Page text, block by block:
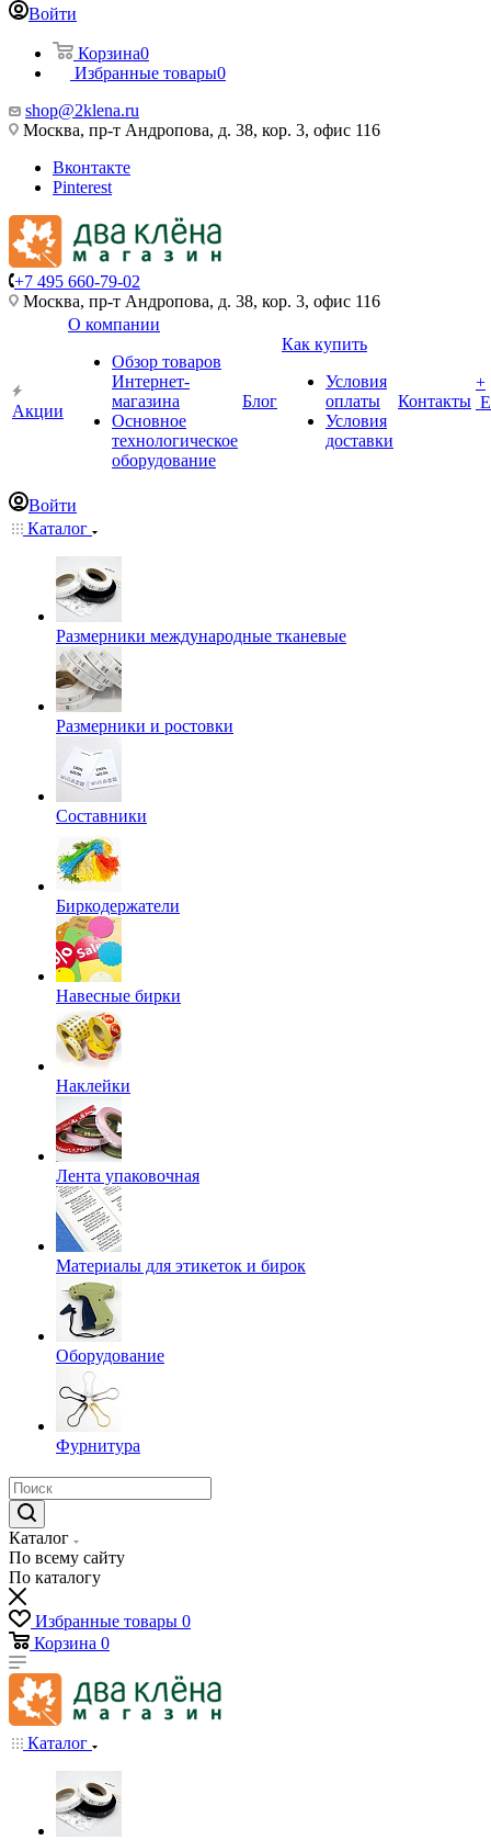
Войти
Корзина0
Избранные товары0
shop@2klena.ru
Москва, пр-т Андропова, д. 38, кор. 3, офис 116
Вконтакте
Pinterest
+7 495 660-79-02
Москва, пр-т Андропова, д. 38, кор. 3, офис 116
Акции
О компании
Обзор товаров
Интернет-
магазина
Основное
технологическое
оборудование
Блог
Как купить
Условия
оплаты
Условия
доставки
Контакты
+
Войти
Каталог
Размерники международные тканевые
Размерники и ростовки
Составники
Биркодержатели
Навесные бирки
Наклейки
Лента упаковочная
Материалы для этикеток и бирок
Оборудование
Фурнитура
Каталог
По всему сайту
По каталогу
Избранные товары 0
Корзина 0
Каталог